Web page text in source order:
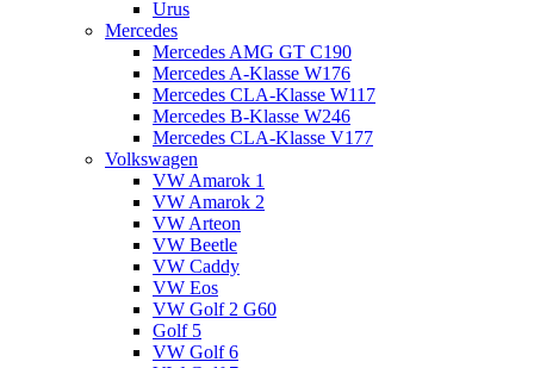
Urus
Mercedes
Mercedes AMG GT C190
Mercedes A-Klasse W176
Mercedes CLA-Klasse W117
Mercedes B-Klasse W246
Mercedes CLA-Klasse V177
Volkswagen
VW Amarok 1
VW Amarok 2
VW Arteon
VW Beetle
VW Caddy
VW Eos
VW Golf 2 G60
Golf 5
VW Golf 6